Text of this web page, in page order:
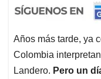
Años más tarde, ya
Colombia
Landero. Pero un